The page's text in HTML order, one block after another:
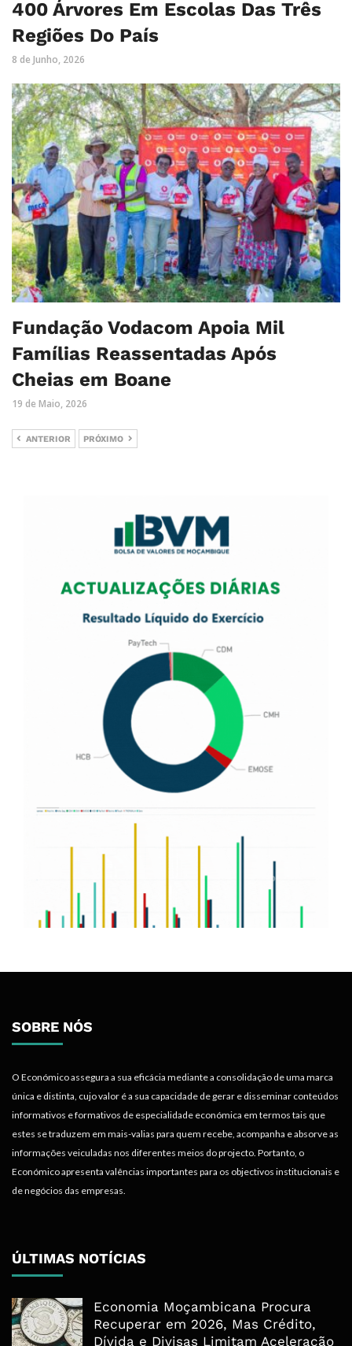
400 Árvores Em Escolas Das Três
Regiões Do País
8 de Junho, 2026
Fundação Vodacom Apoia Mil
Famílias Reassentadas Após
Cheias em Boane
19 de Maio, 2026
ANTERIOR PRÓXIMO
SOBRE NÓS
O Económico assegura a sua eficácia mediante a consolidação de uma marca
única e distinta, cujo valor é a sua capacidade de gerar e disseminar conteúdos
informativos e formativos de especialidade económica em termos tais que
estes se traduzem em mais-valias para quem recebe, acompanha e absorve as
informações veiculadas nos diferentes meios do projecto. Portanto, o
Económico apresenta valências importantes para os objectivos institucionais e
de negócios das empresas.
ÚLTIMAS NOTÍCIAS
Economia Moçambicana Procura
Recuperar em 2026, Mas Crédito,
Dívida e Divisas Limitam Aceleração